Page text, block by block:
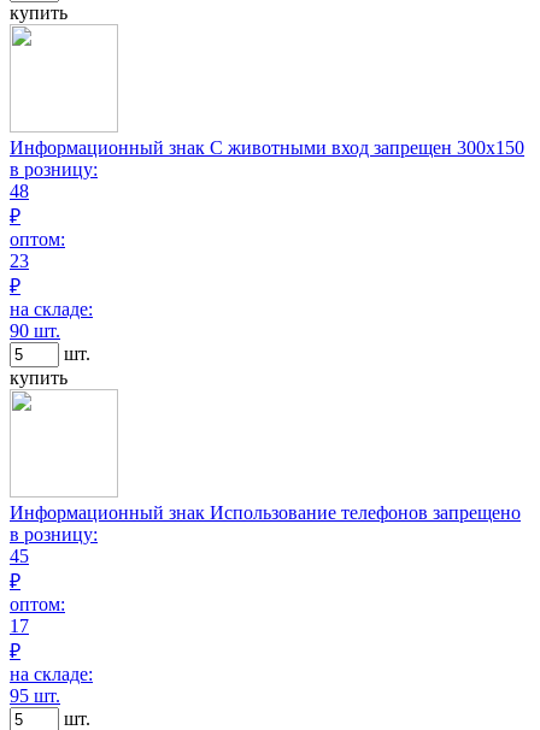
купить
Информационный знак С животными вход запрещен 300х150
в розницу:
48
₽
оптом:
23
₽
на складе:
90 шт.
шт.
купить
Информационный знак Использование телефонов запрещено
в розницу:
45
₽
оптом:
17
₽
на складе:
95 шт.
шт.